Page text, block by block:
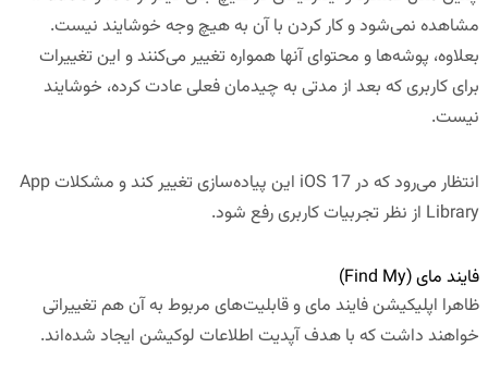
مشاهده نمی‌شود و کار کردن با آن به هیچ وجه خوشایند نیست.
بعلاوه، پوشه‌ها و محتوای آنها همواره تغییر می‌کنند و این تغییرات
برای کاربری که بعد از مدتی به چیدمان فعلی عادت کرده، خوشایند
نیست.
انتظار می‌رود که در iOS 17 این پیاده‌سازی تغییر کند و مشکلات App
Library از نظر تجربیات کاربری رفع شود.
فایند مای (Find My)
ظاهرا اپلیکیشن فایند مای و قابلیت‌های مربوط به آن هم تغییراتی
خواهند داشت که با هدف آپدیت اطلاعات لوکیشن ایجاد شده‌اند.